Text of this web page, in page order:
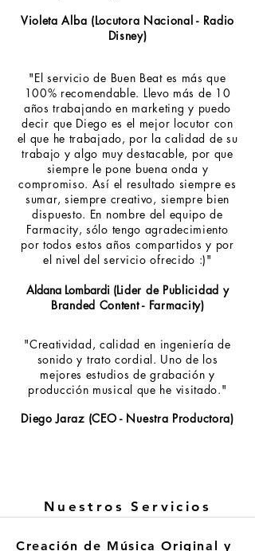
Violeta Alba (Locutora Nacional - Radio
Disney)
"El servicio de Buen Beat es más que
100% recomendable. Llevo más de 10
años trabajando en marketing y puedo
decir que Diego es el mejor locutor con
el que he trabajado, por la calidad de su
trabajo y algo muy destacable, por que
siempre le pone buena onda y
compromiso. Así el resultado siempre es
sumar, siempre creativo, siempre bien
dispuesto. En nombre del equipo de
Farmacity, sólo tengo agradecimiento
por todos estos años compartidos y por
el nivel del servicio ofrecido :)"
Aldana Lombardi (Lider de Publicidad y
Branded Content - Farmacity)
"Creatividad, calidad en ingeniería de
sonido y trato cordial. Uno de los
mejores estudios de grabación y
producción musical que he visitado."
Diego Jaraz (CEO - Nuestra Productora)
Nuestros Servicios
Creación de Música Original y